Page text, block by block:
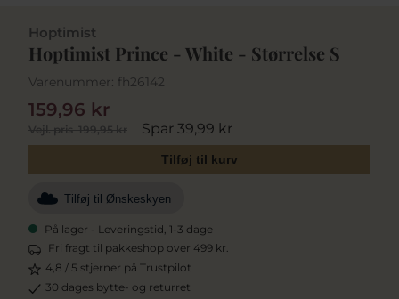
Hoptimist
Hoptimist Prince - White - Størrelse S
Varenummer: fh26142
Vejl. pris199,95 kr Spar 39,99 kr
159,96 kr
Tilføj til kurv
Tilføj til Ønskeskyen
På lager - Leveringstid, 1-3 dage
Fri fragt til pakkeshop over 499 kr.
4,8 / 5 stjerner på Trustpilot
30 dages bytte- og returret